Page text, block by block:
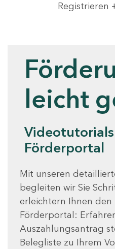
Registrieren
leicht
Förderportal
Mit unseren
begleiten wir Sie
erleichtern Ihnen den
Förderportal:
Auszahlungsantrag
Belegliste zu Ihrem